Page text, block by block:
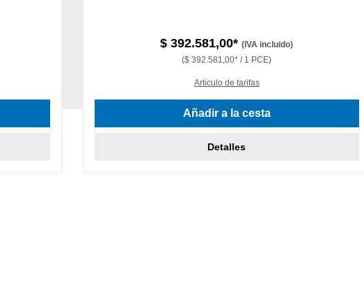
$ 392.581,00*(IVA incluido)
($ 392.581,00* / 1 PCE)
Artículo de tarifas
Añadir a la cesta
Detalles